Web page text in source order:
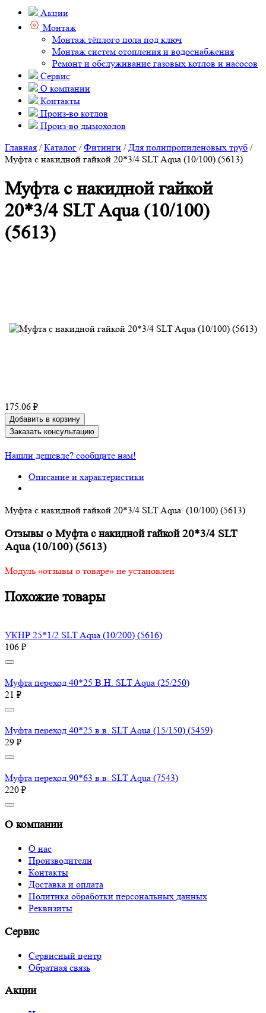
Акции
Монтаж
Монтаж тёплого пола под ключ
Монтаж систем отопления и водоснабжения
Ремонт и обслуживание газовых котлов и насосов
Сервис
О компании
Контакты
Произ-во котлов
Произ-во дымоходов
Главная /Каталог /Фитинги / Для полипропиленовых труб /
Муфта с накидной гайкой 20*3/4 SLT Aqua (10/100) (5613)
Муфта с накидной гайкой
20*3/4 SLT Aqua (10/100)
(5613)
175.06 ₽
Добавить в корзину
Заказать консультацию
Нашли дешевле? сообщите нам!
Описание и характеристики
Муфта с накидной гайкой 20*3/4 SLT Aqua (10/100) (5613)
Отзывы о Муфта с накидной гайкой 20*3/4 SLT
Aqua (10/100) (5613)
Модуль «отзывы о товаре» не установлен
Похожие товары
УКНР 25*1/2 SLT Aqua (10/200) (5616)
106 ₽
Муфта переход 40*25 В.Н. SLT Aqua (25/250)
21 ₽
Муфта переход 40*25 в.в. SLT Aqua (15/150) (5459)
29 ₽
Муфта переход 90*63 в.в. SLT Aqua (7543)
220 ₽
О компании
О нас
Производители
Контакты
Доставка и оплата
Политика обработки персональных данных
Реквизиты
Сервис
Сервисный центр
Обратная связь
Акции